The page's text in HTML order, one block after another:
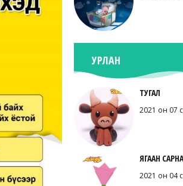
УРЛАН
ТУГАЛ
2021 он 07
ЯГААН
2021 он 04